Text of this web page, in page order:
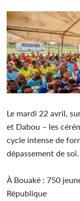
Le mardi 22 avril,
et Dabou – les
cycle intense de
dépassement de soi.
À Bouaké : 750
République